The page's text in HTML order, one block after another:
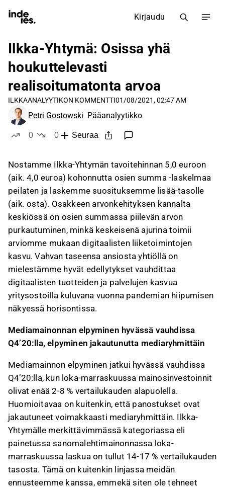
Kirjaudu
Ilkka-Yhtymä: Osissa yhä
houkuttelevasti
realisoitumatonta arvoa
ILKKAANALYYTIKON KOMMENTTI01/08/2021, 02:47 AM
Petri Gostowski Pääanalyytikko
0
0
Seuraa
Nostamme Ilkka-Yhtymän tavoitehinnan 5,0 euroon
(aik. 4,0 euroa) kohonnutta osien summa -laskelmaa
peilaten ja laskemme suosituksemme lisää-tasolle
(aik. osta). Osakkeen arvonkehityksen kannalta
keskiössä on osien summassa piilevän arvon
purkautuminen, minkä keskeisenä ajurina toimii
arviomme mukaan digitaalisten liiketoimintojen
kasvu. Vahvan taseensa ansiosta yhtiöllä on
mielestämme hyvät edellytykset vauhdittaa
digitaalisten tuotteiden ja palvelujen kasvua
yritysostoilla kuluvana vuonna pandemian hiipumisen
näkyessä horisontissa.
Mediamainonnan elpyminen hyvässä vauhdissa
Q4’20:lla, elpyminen jakautunutta mediaryhmittäin
Mediamainnon elpyminen jatkui hyvässä vauhdissa
Q4’20:lla, kun loka-marraskuussa mainosinvestoinnit
olivat enää 2-8 % vertailukauden alapuolella.
Huomioitavaa on kuitenkin, että panostukset ovat
jakautuneet voimakkaasti mediaryhmittäin. Ilkka-
Yhtymälle merkittävimmässä kategoriassa eli
painetussa sanomalehtimainonnassa loka-
marraskuussa laskua on tullut 14-17 % vertailukauden
tasosta. Tämä on kuitenkin linjassa meidän
ennusteemme kanssa, emmekä siten ole tehneet